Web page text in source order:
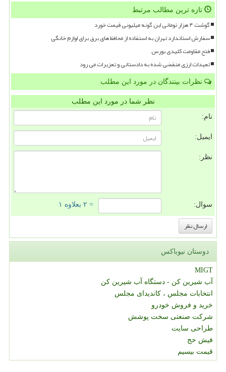
تازه ترین مطالب مرتبط
گوشت ۴ هزار تومانی این گونه میلیونی قیمت خورد
سفارش استاندارد تهران به استفاده از محافظ های برق برای لوازم خانگی
فتح مقاومت کلیدی بورس
تعهدات ارزی منقضی شده به دادستانی و تعزیرات می رود
نظرات بینندگان در مورد این مطلب
نظر شما در مورد این مطلب
نام:
ایمیل:
نظر:
سوال: = ۲ بعلاوه ۱
دوستان نیوباکس
MIGT
آب شیرین کن - دستگاه آب شیرین کن
انتخابات مجلس ، کاندیدای مجلس
خرید و فروش خودرو
شرکت صنعتی سخت پوشش
طراحی سایت
فیش حج
قیمت بیسیم